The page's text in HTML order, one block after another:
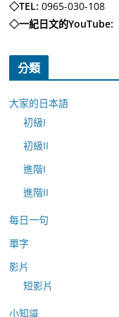
◇TEL: 0965-030-108
◇一紀日文的YouTube:
分類
大家的日本語
初級I
初級II
進階I
進階II
每日一句
單字
影片
短影片
小知識